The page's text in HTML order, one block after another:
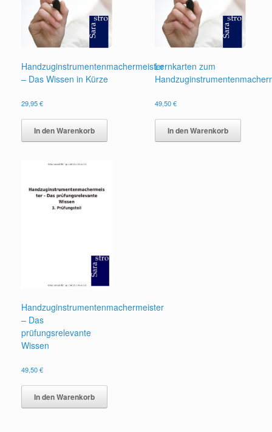
Handzuginstrumentenmachermeister
– Das Wissen in Kürze
29,95€
In den Warenkorb
Lernkarten zum
49,50€
In den Warenkorb
Handzuginstrumentenmachermeister
– Das
prüfungsrelevante
Wissen
49,50€
In den Warenkorb